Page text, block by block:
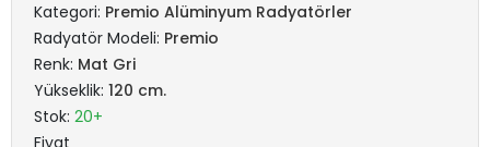
Kategori: Premio Alüminyum Radyatörler
Radyatör Modeli: Premio
Renk: Mat Gri
Yükseklik: 120 cm.
Stok: 20+
Fiyat